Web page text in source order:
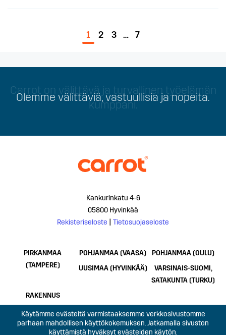
1 2 3 … 7
Olemme välittäviä, vastuullisia ja nopeita.
Carrot on välittävä ja turvallinen työelämän
kumppani.
Kankurinkatu 4-6
05800 Hyvinkää
Rekisteriseloste
Tietosuojaseloste
PIRKANMAA
(TAMPERE)
POHJANMAA (VAASA)
POHJANMAA (OULU)
UUSIMAA (HYVINKÄÄ)
VARSINAIS-SUOMI,
SATAKUNTA (TURKU)
RAKENNUS
Käytämme evästeitä varmistaaksemme verkkosivustomme
parhaan mahdollisen käyttökokemuksen. Jatkamalla sivuston
käyttämistä hyväksyt evästeiden käytön.